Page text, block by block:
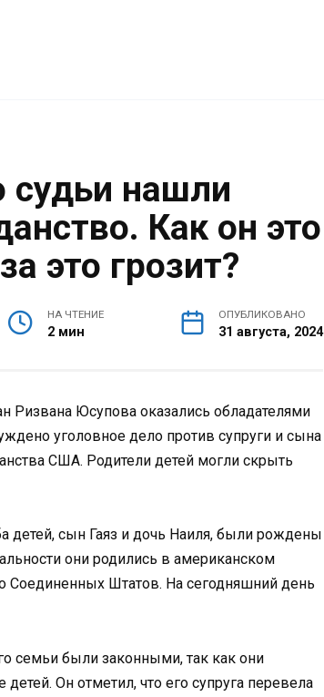
судьи нашли
Как он это
это грозит?
НА ЧТЕНИЕ
2 мин
ОПУБЛИКОВАНО
31 августа, 2024
Ризвана Юсупова оказались обладателями
уголовное дело против супруги и сына
США. Родители детей могли скрыть
детей, сын Гаяз и дочь Наиля, были рождены
они родились в американском
Соединенных Штатов. На сегодняшний день
семьи были законными, так как они
Он отметил, что его супруга перевела